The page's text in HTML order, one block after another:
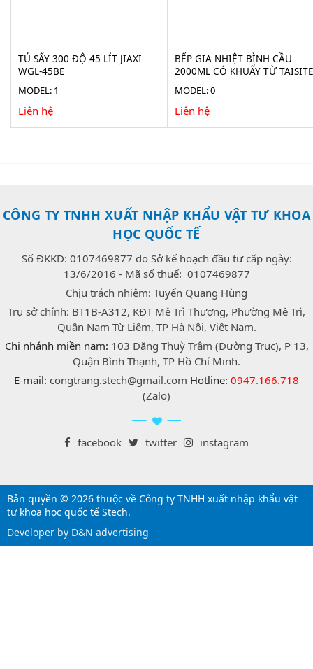
TỦ SẤY 300 ĐỘ 45 LÍT JIAXI
WGL-45BE
MODEL: 1
Liên hệ
BẾP GIA NHIỆT BÌNH CẦU
2000ML CÓ KHUẤY TỪ TAISITE
MODEL: 0
Liên hệ
CÔNG TY TNHH XUẤT NHẬP KHẨU VẬT TƯ KHOA
HỌC QUỐC TẾ
Số ĐKKD: 0107469877 do Sở kế hoạch đầu tư cấp ngày:
13/6/2016 - Mã số thuế: 0107469877
Chịu trách nhiệm: Tuyển Quang Hùng
Trụ sở chính: BT1B-A312, KĐT Mễ Trì Thượng, Phường Mễ Trì,
Quận Nam Từ Liêm, TP Hà Nội, Việt Nam.
Chi nhánh miền nam: 103 Đặng Thuỳ Trâm (Đường Trục), P 13,
Quận Bình Thạnh, TP Hồ Chí Minh.
E-mail: congtrang.stech@gmail.com Hotline: 0947.166.718
(Zalo)
facebook twitter instagram
Bản quyền © 2026 thuộc về Công ty TNHH xuất nhập khẩu vật
tư khoa học quốc tế Stech.
Developer by D&N advertising